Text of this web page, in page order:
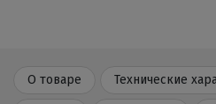
О товаре Технические